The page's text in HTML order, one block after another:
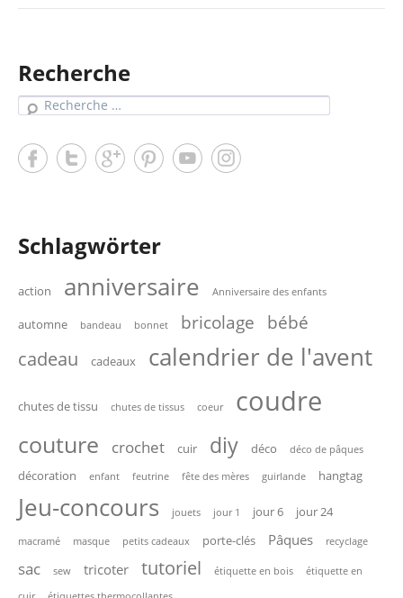
Recherche
Search
Schlagwörter
action anniversaire Anniversaire des enfants
automne bandeau bonnet bricolage bébé
cadeau cadeaux calendrier de l'avent
chutes de tissu chutes de tissus coeur coudre
couture crochet cuir diy déco déco de pâques
décoration enfant feutrine fête des mères guirlande hangtag
Jeu-concours jouets jour 1 jour 6 jour 24
macramé masque petits cadeaux porte-clés Pâques recyclage
sac sew tricoter tutoriel étiquette en bois
étiquette en